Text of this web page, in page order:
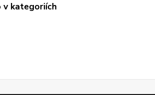
v kategoriích